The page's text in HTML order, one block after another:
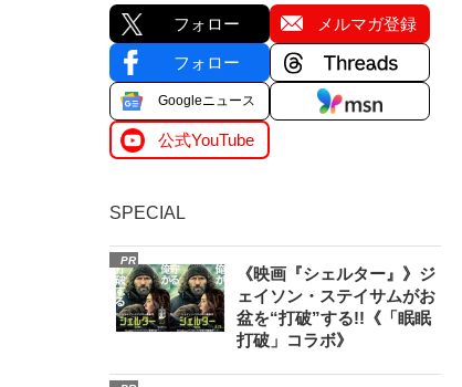
フォロー メルマガ登録
フォロー
Googleニュース
公式YouTube
SPECIAL
PR
《映画『シェルター』》ジ
ェイソン・ステイサムがお
盆を“打破”する!!《「眠眠
打破」コラボ》